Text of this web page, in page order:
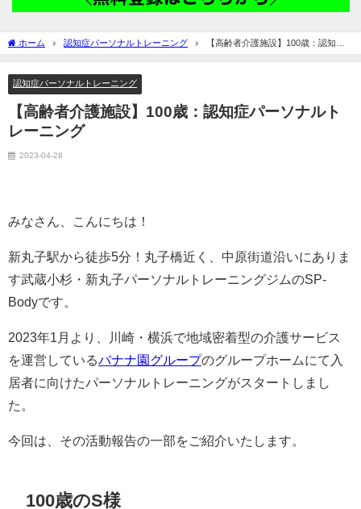
ホーム 認知症パーソナルトレーニング
【高齢者介護施設】100歳：認知症
パーソナルトレーニング
認知症パーソナルトレーニング
【高齢者介護施設】100歳：認知症パーソナルト
レーニング
2023-04-28
みなさん、こんにちは！
新丸子駅から徒歩5分！丸子橋近く、中原街道沿いにありま
す武蔵小杉・新丸子パーソナルトレーニングジムのSP-
Bodyです。
2023年1月より、川崎・横浜で地域密着型の介護サービス
を運営しているバナナ園グループのグループホームにて入
居者に向けたパーソナルトレーニングがスタートしまし
た。
今回は、その活動報告の一部をご紹介いたします。
100歳のS様